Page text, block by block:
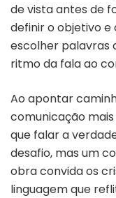
de vista antes de
definir o objetivo
escolher palavras
ritmo da fala ao
Ao apontar
comunicação
que falar a
desafio, mas um
obra convida os
linguagem que